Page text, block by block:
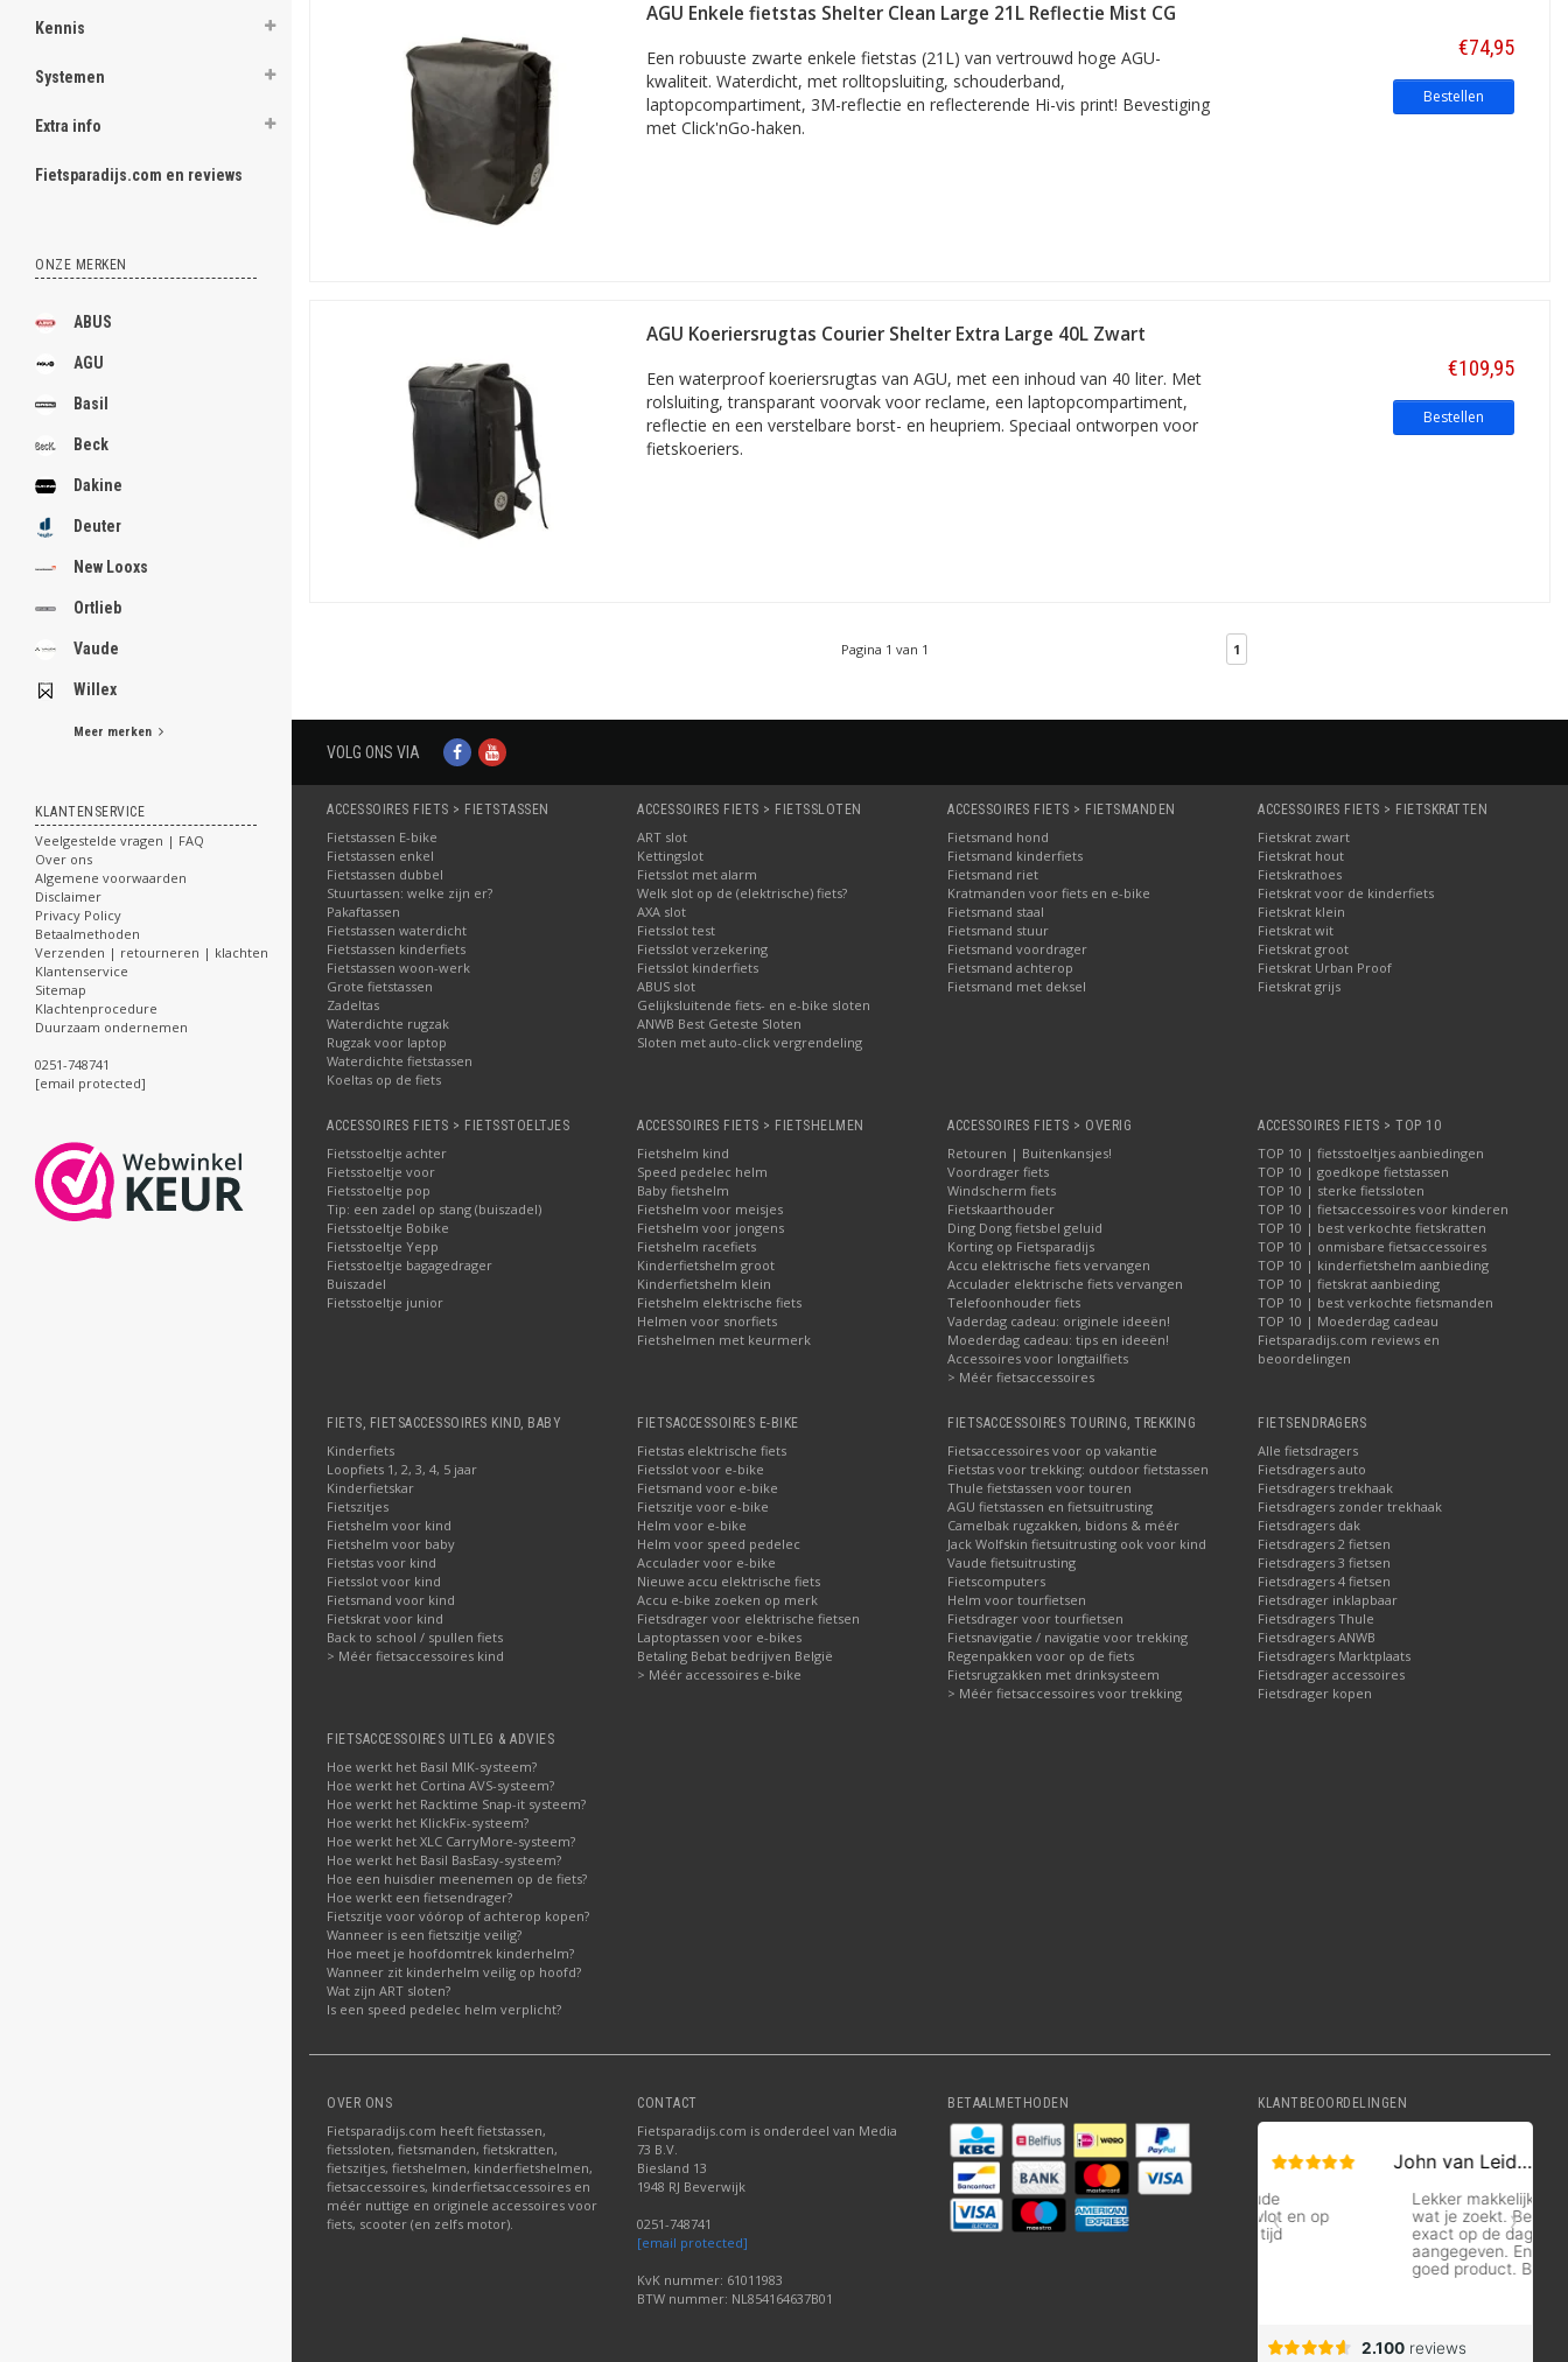
Kennis
Systemen
Extra info
Fietsparadijs.com en reviews
ONZE MERKEN
ABUS
AGU
Basil
Beck
Dakine
Deuter
New Looxs
Ortlieb
Vaude
Willex
Meer merken
KLANTENSERVICE
Veelgestelde vragen | FAQ
Over ons
Algemene voorwaarden
Disclaimer
Privacy Policy
Betaalmethoden
Verzenden | retourneren | klachten
Klantenservice
Sitemap
Klachtenprocedure
Duurzaam ondernemen
0251-748741
[email protected]
AGU Enkele fietstas Shelter Clean Large 21L Reflectie Mist CG
Een robuuste zwarte enkele fietstas (21L) van vertrouwd hoge AGU-
kwaliteit. Waterdicht, met rolltopsluiting, schouderband,
laptopcompartiment, 3M-reflectie en reflecterende Hi-vis print! Bevestiging
met Click'nGo-haken.
€74,95
Bestellen
AGU Koeriersrugtas Courier Shelter Extra Large 40L Zwart
Een waterproof koeriersrugtas van AGU, met een inhoud van 40 liter. Met
rolsluiting, transparant voorvak voor reclame, een laptopcompartiment,
reflectie en een verstelbare borst- en heupriem. Speciaal ontworpen voor
fietskoeriers.
€109,95
Bestellen
Pagina 1 van 1 1
VOLG ONS VIA
ACCESSOIRES FIETS > FIETSTASSEN
Fietstassen E-bike
Fietstassen enkel
Fietstassen dubbel
Stuurtassen: welke zijn er?
Pakaftassen
Fietstassen waterdicht
Fietstassen kinderfiets
Fietstassen woon-werk
Grote fietstassen
Zadeltas
Waterdichte rugzak
Rugzak voor laptop
Waterdichte fietstassen
Koeltas op de fiets
ACCESSOIRES FIETS > FIETSSLOTEN
ART slot
Kettingslot
Fietsslot met alarm
Welk slot op de (elektrische) fiets?
AXA slot
Fietsslot test
Fietsslot verzekering
Fietsslot kinderfiets
ABUS slot
Gelijksluitende fiets- en e-bike sloten
ANWB Best Geteste Sloten
Sloten met auto-click vergrendeling
ACCESSOIRES FIETS > FIETSMANDEN
Fietsmand hond
Fietsmand kinderfiets
Fietsmand riet
Kratmanden voor fiets en e-bike
Fietsmand staal
Fietsmand stuur
Fietsmand voordrager
Fietsmand achterop
Fietsmand met deksel
ACCESSOIRES FIETS > FIETSKRATTEN
Fietskrat zwart
Fietskrat hout
Fietskrathoes
Fietskrat voor de kinderfiets
Fietskrat klein
Fietskrat wit
Fietskrat groot
Fietskrat Urban Proof
Fietskrat grijs
ACCESSOIRES FIETS > FIETSSTOELTJES
Fietsstoeltje achter
Fietsstoeltje voor
Fietsstoeltje pop
Tip: een zadel op stang (buiszadel)
Fietsstoeltje Bobike
Fietsstoeltje Yepp
Fietsstoeltje bagagedrager
Buiszadel
Fietsstoeltje junior
ACCESSOIRES FIETS > FIETSHELMEN
Fietshelm kind
Speed pedelec helm
Baby fietshelm
Fietshelm voor meisjes
Fietshelm voor jongens
Fietshelm racefiets
Kinderfietshelm groot
Kinderfietshelm klein
Fietshelm elektrische fiets
Helmen voor snorfiets
Fietshelmen met keurmerk
ACCESSOIRES FIETS > OVERIG
Retouren | Buitenkansjes!
Voordrager fiets
Windscherm fiets
Fietskaarthouder
Ding Dong fietsbel geluid
Korting op Fietsparadijs
Accu elektrische fiets vervangen
Acculader elektrische fiets vervangen
Telefoonhouder fiets
Vaderdag cadeau: originele ideeën!
Moederdag cadeau: tips en ideeën!
Accessoires voor longtailfiets
> Méér fietsaccessoires
ACCESSOIRES FIETS > TOP 10
TOP 10 | fietsstoeltjes aanbiedingen
TOP 10 | goedkope fietstassen
TOP 10 | sterke fietssloten
TOP 10 | fietsaccessoires voor kinderen
TOP 10 | best verkochte fietskratten
TOP 10 | onmisbare fietsaccessoires
TOP 10 | kinderfietshelm aanbieding
TOP 10 | fietskrat aanbieding
TOP 10 | best verkochte fietsmanden
TOP 10 | Moederdag cadeau
Fietsparadijs.com reviews en
beoordelingen
FIETS, FIETSACCESSOIRES KIND, BABY
Kinderfiets
Loopfiets 1, 2, 3, 4, 5 jaar
Kinderfietskar
Fietszitjes
Fietshelm voor kind
Fietshelm voor baby
Fietstas voor kind
Fietsslot voor kind
Fietsmand voor kind
Fietskrat voor kind
Back to school / spullen fiets
> Méér fietsaccessoires kind
FIETSACCESSOIRES E-BIKE
Fietstas elektrische fiets
Fietsslot voor e-bike
Fietsmand voor e-bike
Fietszitje voor e-bike
Helm voor e-bike
Helm voor speed pedelec
Acculader voor e-bike
Nieuwe accu elektrische fiets
Accu e-bike zoeken op merk
Fietsdrager voor elektrische fietsen
Laptoptassen voor e-bikes
Betaling Bebat bedrijven België
> Méér accessoires e-bike
FIETSACCESSOIRES TOURING, TREKKING
Fietsaccessoires voor op vakantie
Fietstas voor trekking: outdoor fietstassen
Thule fietstassen voor touren
AGU fietstassen en fietsuitrusting
Camelbak rugzakken, bidons & méér
Jack Wolfskin fietsuitrusting ook voor kind
Vaude fietsuitrusting
Fietscomputers
Helm voor tourfietsen
Fietsdrager voor tourfietsen
Fietsnavigatie / navigatie voor trekking
Regenpakken voor op de fiets
Fietsrugzakken met drinksysteem
> Méér fietsaccessoires voor trekking
FIETSENDRAGERS
Alle fietsdragers
Fietsdragers auto
Fietsdragers trekhaak
Fietsdragers zonder trekhaak
Fietsdragers dak
Fietsdragers 2 fietsen
Fietsdragers 3 fietsen
Fietsdragers 4 fietsen
Fietsdrager inklapbaar
Fietsdragers Thule
Fietsdragers ANWB
Fietsdragers Marktplaats
Fietsdrager accessoires
Fietsdrager kopen
FIETSACCESSOIRES UITLEG & ADVIES
Hoe werkt het Basil MIK-systeem?
Hoe werkt het Cortina AVS-systeem?
Hoe werkt het Racktime Snap-it systeem?
Hoe werkt het KlickFix-systeem?
Hoe werkt het XLC CarryMore-systeem?
Hoe werkt het Basil BasEasy-systeem?
Hoe een huisdier meenemen op de fiets?
Hoe werkt een fietsendrager?
Fietszitje voor vóórop of achterop kopen?
Wanneer is een fietszitje veilig?
Hoe meet je hoofdomtrek kinderhelm?
Wanneer zit kinderhelm veilig op hoofd?
Wat zijn ART sloten?
Is een speed pedelec helm verplicht?
OVER ONS
Fietsparadijs.com heeft fietstassen,
fietssloten, fietsmanden, fietskratten,
fietszitjes, fietshelmen, kinderfietshelmen,
fietsaccessoires, kinderfietsaccessoires en
méér nuttige en originele accessoires voor
fiets, scooter (en zelfs motor).
CONTACT
Fietsparadijs.com is onderdeel van Media
73 B.V.
Biesland 13
1948 RJ Beverwijk
0251-748741
[email protected]
KvK nummer: 61011983
BTW nummer: NL854164637B01
BETAALMETHODEN KLANTBEOORDELINGEN